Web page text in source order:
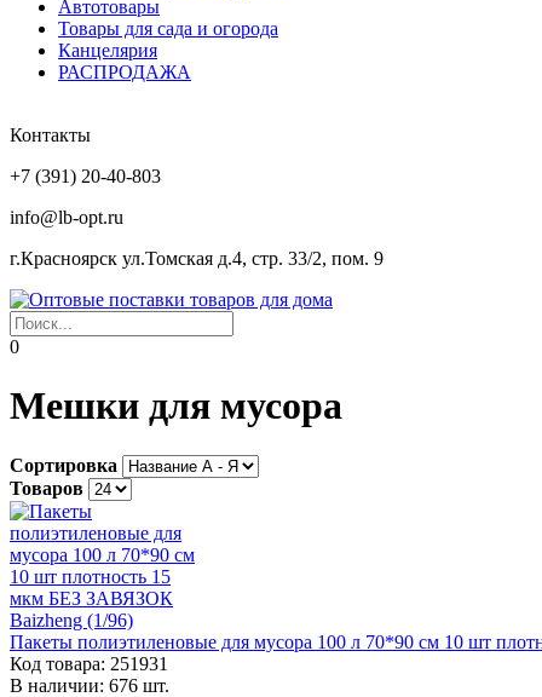
Автотовары
Товары для сада и огорода
Канцелярия
РАСПРОДАЖА
Контакты
+7 (391) 20-40-803
info@lb-opt.ru
г.Красноярск ул.Томская д.4, стр. 33/2, пом. 9
0
Мешки для мусора
Сортировка
Товаров
Пакеты полиэтиленовые для мусора 100 л 70*90 см 10 шт
Код товара: 251931
В наличии: 676 шт.